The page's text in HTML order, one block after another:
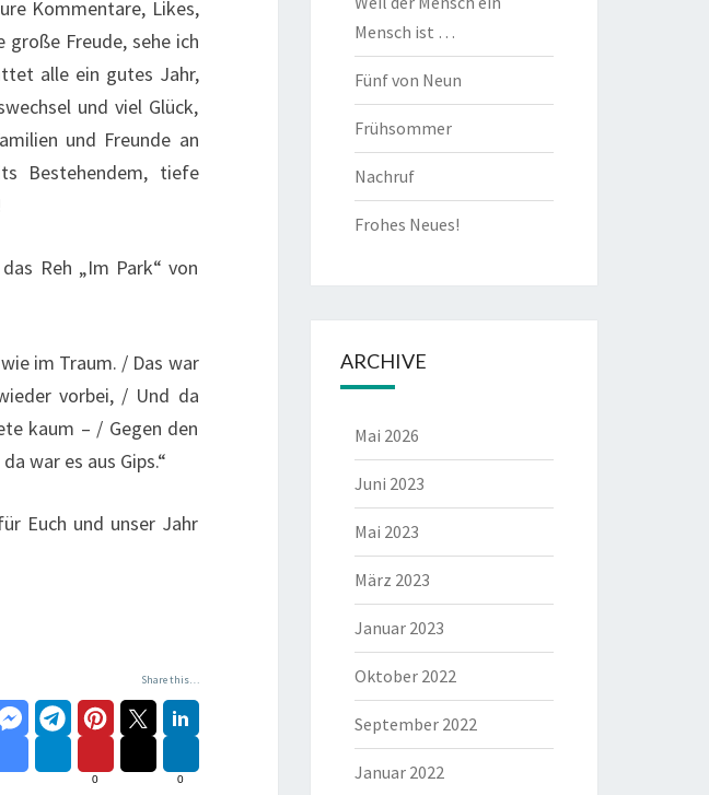
Kommentare, Likes,
Freude, sehe ich
alle ein gutes Jahr,
und viel Glück,
und Freunde an
Bestehendem, tiefe
Reh „Im Park“ von
im Traum. / Das war
vorbei, / Und da
kaum – / Gegen den
war es aus Gips.“
Euch und unser Jahr
Share this…
0 0
Mensch ist …
Fünf von Neun
Frühsommer
Nachruf
Frohes Neues!
ARCHIVE
Mai 2026
Juni 2023
Mai 2023
März 2023
Januar 2023
Oktober 2022
September 2022
Januar 2022